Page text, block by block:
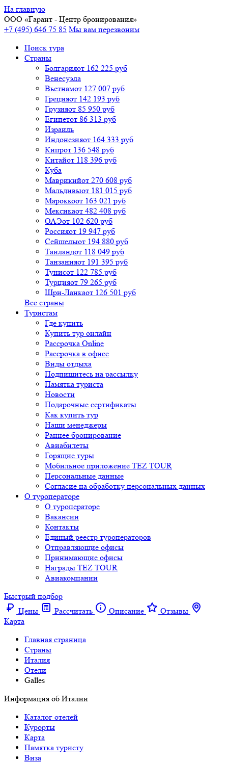
На главную
ООО «Гарант - Центр бронирования»
+7 (495) 646 75 85 Мы вам перезвоним
Поиск тура
Cтраны
Болгарияот 162 225 руб
Венесуэла
Вьетнамот 127 007 руб
Грецияот 142 193 руб
Грузияот 85 950 руб
Египетот 86 313 руб
Израиль
Индонезияот 164 333 руб
Кипрот 136 548 руб
Китайот 118 396 руб
Куба
Маврикийот 270 608 руб
Мальдивыот 181 015 руб
Мароккоот 163 021 руб
Мексикаот 482 408 руб
ОАЭот 102 620 руб
Россияот 19 947 руб
Сейшелыот 194 880 руб
Таиландот 118 049 руб
Танзанияот 191 395 руб
Тунисот 122 785 руб
Турцияот 79 265 руб
Шри-Ланкаот 126 501 руб
Все страны
Туристам
Где купить
Купить тур онлайн
Рассрочка Online
Рассрочка в офисе
Виды отдыха
Подпишитесь на рассылку
Памятка туриста
Новости
Подарочные сертификаты
Как купить тур
Наши менеджеры
Раннее бронирование
Авиабилеты
Горящие туры
Мобильное приложение TEZ TOUR
Персональные данные
Согласие на обработку персональных данных
О туроператоре
О туроператоре
Вакансии
Контакты
Единый реестр туроператоров
Отправляющие офисы
Принимающие офисы
Награды TEZ TOUR
Авиакомпании
Быстрый подбор
Цены
Рассчитать Описание
Отзывы
Карта
Главная страница
Cтраны
Италия
Отели
Galles
Информация об Италии
Каталог отелей
Курорты
Карта
Памятка туристу
Виза